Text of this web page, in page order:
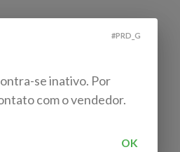
#PRD_G
se inativo. Por
com o vendedor.
OK